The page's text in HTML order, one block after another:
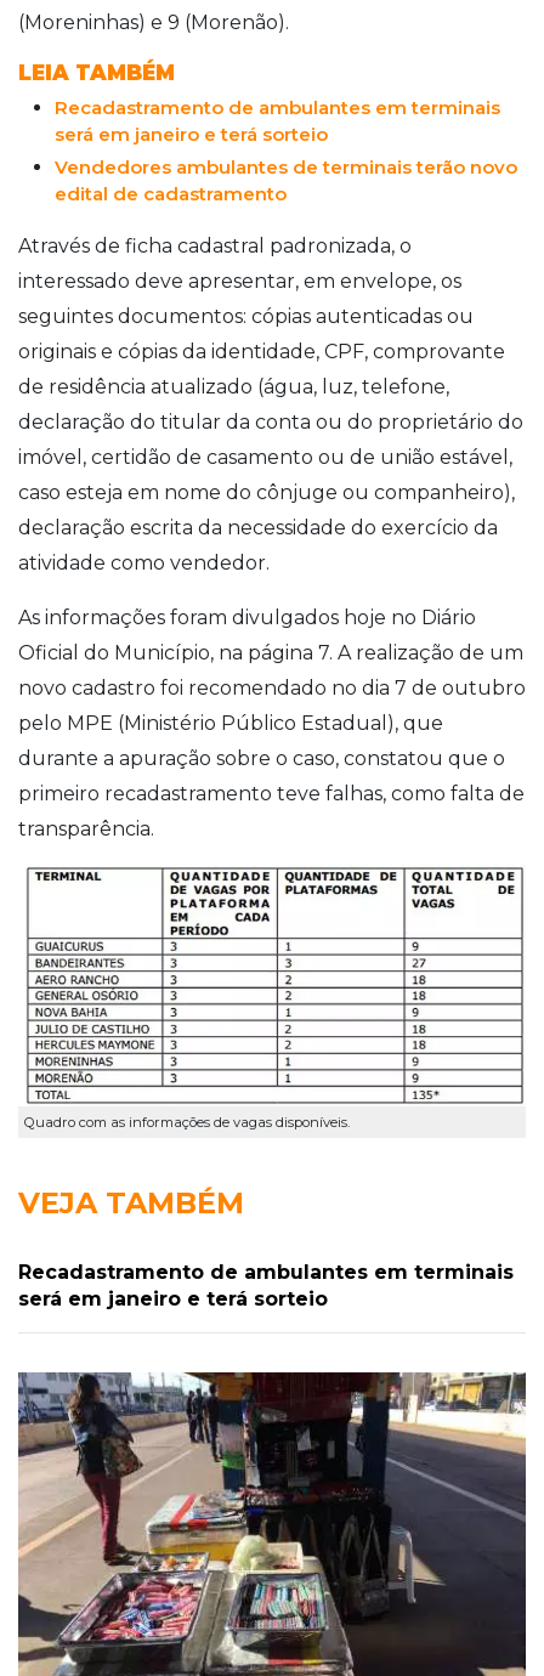
(Moreninhas) e 9 (Morenão).
LEIA TAMBÉM
Recadastramento de ambulantes em terminais
será em janeiro e terá sorteio
Vendedores ambulantes de terminais terão novo
edital de cadastramento
Através de ficha cadastral padronizada, o
interessado deve apresentar, em envelope, os
seguintes documentos: cópias autenticadas ou
originais e cópias da identidade, CPF, comprovante
de residência atualizado (água, luz, telefone,
declaração do titular da conta ou do proprietário do
imóvel, certidão de casamento ou de união estável,
caso esteja em nome do cônjuge ou companheiro),
declaração escrita da necessidade do exercício da
atividade como vendedor.
As informações foram divulgados hoje no Diário
Oficial do Município, na página 7. A realização de um
novo cadastro foi recomendado no dia 7 de outubro
pelo MPE (Ministério Público Estadual), que
durante a apuração sobre o caso, constatou que o
primeiro recadastramento teve falhas, como falta de
transparência.
Quadro com as informações de vagas disponíveis.
VEJA TAMBÉM
Recadastramento de ambulantes em terminais
será em janeiro e terá sorteio